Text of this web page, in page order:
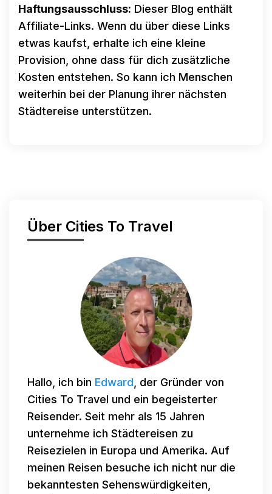
Haftungsausschluss: Dieser Blog enthält
Affiliate-Links. Wenn du über diese Links
etwas kaufst, erhalte ich eine kleine
Provision, ohne dass für dich zusätzliche
Kosten entstehen. So kann ich Menschen
weiterhin bei der Planung ihrer nächsten
Städtereise unterstützen.
Über Cities To Travel
Hallo, ich bin Edward , der Gründer von
Cities To Travel und ein begeisterter
Reisender. Seit mehr als 15 Jahren
unternehme ich Städtereisen zu
Reisezielen in Europa und Amerika. Auf
meinen Reisen besuche ich nicht nur die
bekanntesten Sehenswürdigkeiten,